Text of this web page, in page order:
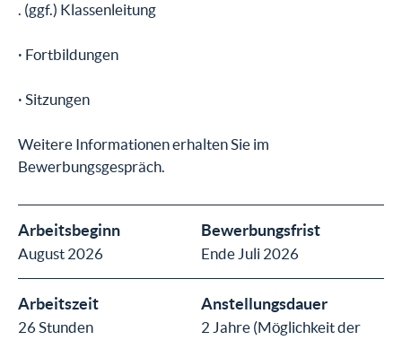
. (ggf.) Klassenleitung
· Fortbildungen
· Sitzungen
Weitere Informationen erhalten Sie im
Bewerbungsgespräch.
Arbeitsbeginn
August 2026
Bewerbungsfrist
Ende Juli 2026
Arbeitszeit
26 Stunden
Anstellungsdauer
2 Jahre (Möglichkeit der